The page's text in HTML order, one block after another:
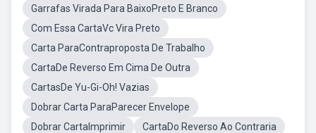
Garrafas Virada Para BaixoPreto E Branco
Com Essa CartaVc Vira Preto
Carta ParaContraproposta De Trabalho
CartaDe Reverso Em Cima De Outra
CartasDe Yu-Gi-Oh! Vazias
Dobrar Carta ParaParecer Envelope
Dobrar CartaImprimir
CartaDo Reverso Ao Contraria